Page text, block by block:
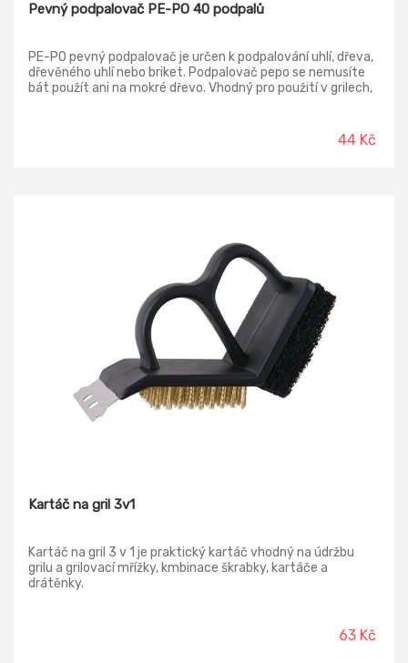
Pevný podpalovač PE-PO 40 podpalů
PE-PO pevný podpalovač je určen k podpalování uhlí, dřeva,
dřevěného uhlí nebo briket. Podpalovač pepo se nemusíte
bát použít ani na mokré dřevo. Vhodný pro použití v grilech,
44 Kč
Kartáč na gril 3v1
Kartáč na gril 3 v 1 je praktický kartáč vhodný na údržbu
grilu a grilovací mřížky, kmbinace škrabky, kartáče a
drátěnky.
63 Kč